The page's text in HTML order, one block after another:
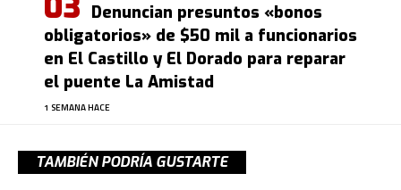
Denuncian presuntos «bonos
obligatorios» de $50 mil a funcionarios
en El Castillo y El Dorado para reparar
el puente La Amistad
1 SEMANA HACE
TAMBIÉN PODRÍA GUSTARTE